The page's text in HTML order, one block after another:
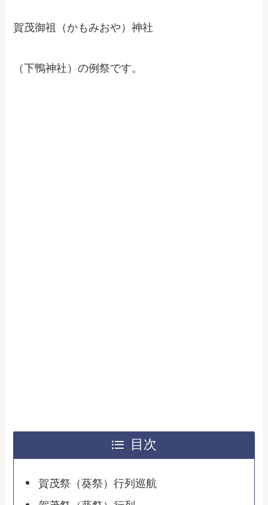
賀茂御祖（かもみおや）神社
（下鴨神社）の例祭です。
目次
賀茂祭（葵祭）行列巡航